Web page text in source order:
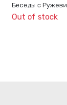
Беседы с
Out of stock